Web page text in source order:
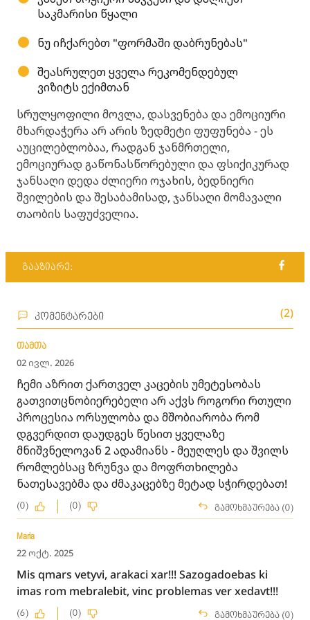
საკმარისი წყალი
ნუ იჩქარებთ "ფორმაში დაბრუნებას"
შეასრულეთ ყველა რეკომენდებულ
ვიზიტს ექიმთან
სრულყოფილი მოვლა, დასვენება და ემოციური
მხარდაჭერა არ არის ზედმეტი ფუფუნება - ეს
აუცილებლობაა, რადგან ჯანმრთელი,
ემოციურად გაწონასწორებული და ფსიქიკურად
ჯანსაღი დედა ძლიერი ოჯახის, ბედნიერი
შვილების და შესაბამისად, ჯანსაღი მომავალი
თაობის საფუძველია.
გააზიარე:
კომენტარები (2)
თამთა
02 ივლ. 2026
ჩემი აზრით ქართველ კაცების უმეტესობას
გათვითცნობიერებელი არ აქვს როგორი რთული
პროცესია ორსულობა და მშობიარობა რომ
დგვერდით დაუდგეს წესით ყველაზე
მნიშვნელოვან 2 ადამიანს - მეუღლეს და შვილს
რომლებსაც ზრუნვა და მოფრთხილება
ნათესავებმა და ძმაკაცებზე მეტად სჭირდებათ!
(0) (0) გამოხმაურება (0)
Maria
22 ოქტ. 2025
Mis qmars vetyvi, arakaci xar!!! Sazogadoebas ki
imas rom mebralebit, vinc problemas ver xedavt!!!
(6) (0) გამოხმაურება (0)